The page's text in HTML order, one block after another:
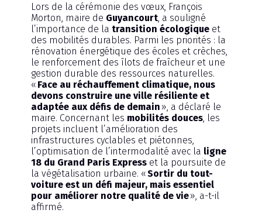
Lors de la cérémonie des vœux, François
Morton, maire de Guyancourt, a souligné
l’importance de la transition écologiqueet
des mobilités durables. Parmi les priorités : la
rénovation énergétique des écoles et crèches,
le renforcement des îlots de fraîcheur et une
gestion durable des ressources naturelles.
« Face au réchauffement climatique, nous
devons construire une ville résiliente et
adaptée aux défis de demain », a déclaré le
maire. Concernant les mobilités douces, les
projets incluent l’amélioration des
infrastructures cyclables et piétonnes,
l’optimisation de l’intermodalité avec la ligne
18 du Grand Paris Expresset la poursuite de
la végétalisation urbaine. «Sortir du tout-
voiture est un défi majeur, mais essentiel
pour améliorer notre qualité de vie», a-t-il
affirmé.